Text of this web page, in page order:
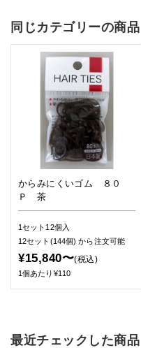
同じカテゴリーの商品
からみにくいゴム ８０
Ｐ 茶
1セット12個入
12セット(144個)から注文可能
¥15,840〜(税込)
1個あたり¥110
最近チェックした商品